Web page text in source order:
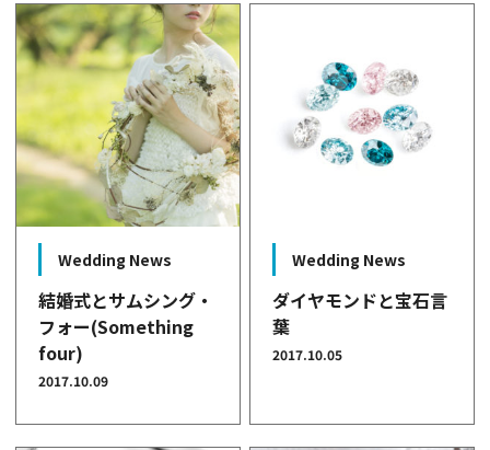
Wedding News
結婚式とサムシング・
フォー(Something
four)
2017.10.09
Wedding News
ダイヤモンドと宝石言
葉
2017.10.05